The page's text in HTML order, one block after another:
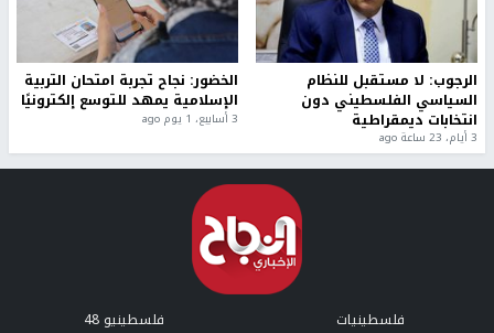
الرجوب: لا مستقبل للنظام
السياسي الفلسطيني دون
انتخابات ديمقراطية
3 أيام، 23 ساعة ago
الخضور: نجاح تجربة امتحان التربية
الإسلامية يمهد للتوسع إلكترونيًا
3 أسابيع، 1 يوم ago
فلسطينيات فلسطينيو 48